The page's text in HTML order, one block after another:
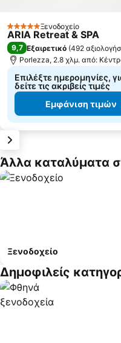
5 ΑστέριαΞενοδοχείο
ARIA Retreat & SPA
9,7 Εξαιρετικό (492
Porlezza, 2.8 χλμ. από:
Επιλέξτε ημερομηνίες,
δείτε τις ακριβείς τιμές
Εμφάνιση τιμών
Άλλα καταλύματα
Ξενοδοχείο
Δημοφιλείς